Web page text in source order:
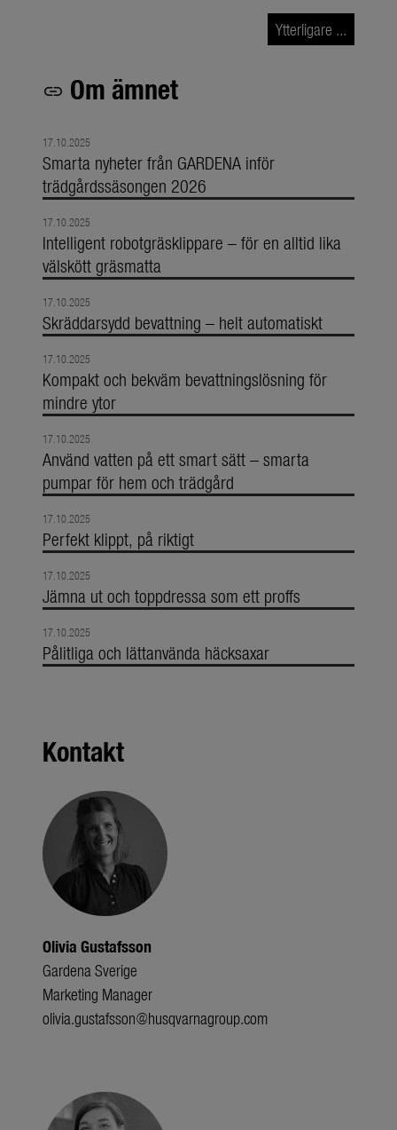
Ytterligare ...
link Om ämnet
17.10.2025
Smarta nyheter från GARDENA inför
trädgårdssäsongen 2026
17.10.2025
Intelligent robotgräsklippare – för en alltid lika
välskött gräsmatta
17.10.2025
Skräddarsydd bevattning – helt automatiskt
17.10.2025
Kompakt och bekväm bevattningslösning för
mindre ytor
17.10.2025
Använd vatten på ett smart sätt – smarta
pumpar för hem och trädgård
17.10.2025
Perfekt klippt, på riktigt
17.10.2025
Jämna ut och toppdressa som ett proffs
17.10.2025
Pålitliga och lättanvända häcksaxar
Kontakt
Olivia Gustafsson
Gardena Sverige
Marketing Manager
olivia.gustafsson@husqvarnagroup.com